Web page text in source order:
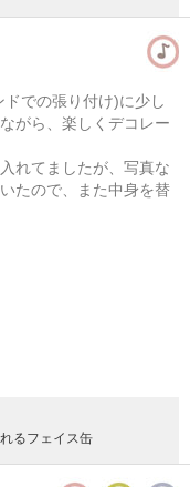
での張り付け)に少し
がら、楽しくデコレー
れてましたが、写真な
たので、また中身を替
るフェイス缶